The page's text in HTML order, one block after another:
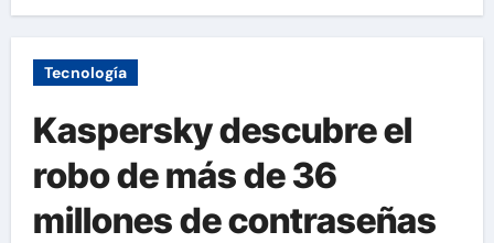
Tecnología
Kaspersky descubre el
robo de más de 36
millones de contraseñas